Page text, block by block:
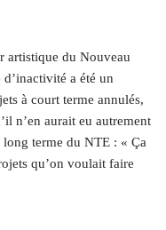
artistique du Nouveau
a été un
à court terme annulés,
n’en aurait eu autrement
terme du NTE : « Ça
qu’on voulait faire